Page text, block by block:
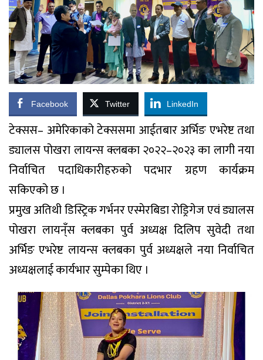
Facebook Twitter LinkedIn
टेक्सस– अमेरिकाको टेक्ससमा आईतबार अर्भिङ एभरेष्ट तथा
ड्यालस पोखरा लायन्स क्लबका २०२२–२०२३ का लागी नया
निर्वाचित पदाधिकारीहरुको पदभार ग्रहण कार्यक्रम
सकिएको छ ।
प्रमुख अतिथी डिस्ट्रिक गर्भनर एस्मेरबिडा रोड्रिगेज एवं ड्यालस
पोखरा लायन्ँस क्लबका पुर्व अध्यक्ष दिलिप सुवेदी तथा
अर्भिङ एभरेष्ट लायन्स क्लबका पुर्व अध्यक्षले नया निर्वाचित
अध्यक्षलाई कार्यभार सुम्पेका थिए ।